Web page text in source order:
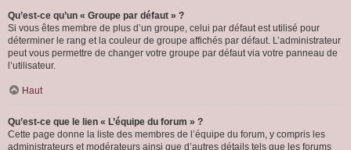
Qu’est-ce qu’un « Groupe par défaut » ?
Si vous êtes membre de plus d’un groupe, celui par défaut est utilisé pour
déterminer le rang et la couleur de groupe affichés par défaut. L’administrateur
peut vous permettre de changer votre groupe par défaut via votre panneau de
l’utilisateur.
Haut
Qu’est-ce que le lien « L’équipe du forum » ?
Cette page donne la liste des membres de l’équipe du forum, y compris les
administrateurs et modérateurs ainsi que d’autres détails tels que les forums